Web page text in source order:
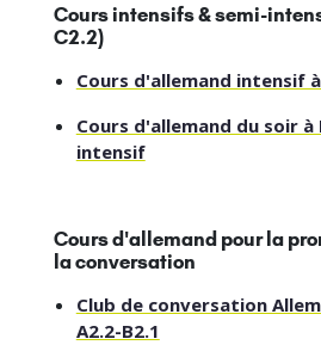
Cours intensifs & semi-
C2.2)
Cours d'allemand intensif
Cours d'allemand du soir à
intensif
Cours d'allemand pour la
la conversation
Club de conversation
A2.2-B2.1